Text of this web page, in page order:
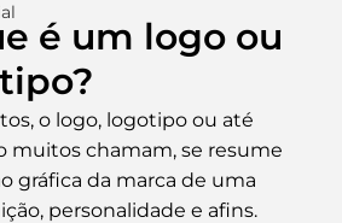
é um logo ou
o logo, logotipo ou até
muitos chamam, se resume
gráfica da marca de uma
personalidade e afins.